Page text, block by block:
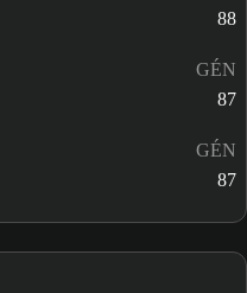
88
GÉN
87
GÉN
87